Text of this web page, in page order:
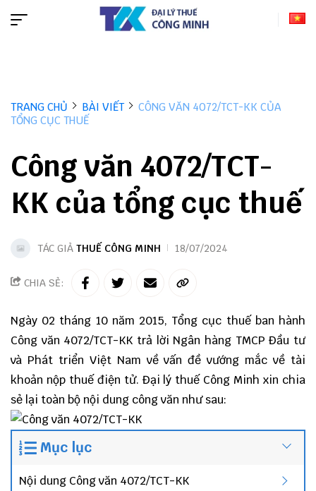
TRANG CHỦ BÀI VIẾT
CÔNG VĂN 4072/TCT-KK CỦA
TỔNG CỤC THUẾ
Công văn 4072/TCT-
KK của tổng cục thuế
TÁC GIẢ THUẾ CÔNG MINH 18/07/2024
CHIA SẺ:
Ngày 02 tháng 10 năm 2015, Tổng cục thuế ban hành
Công văn 4072/TCT-KK trả lời Ngân hàng TMCP Đầu tư
và Phát triển Việt Nam về vấn đề vướng mắc về tài
khoản nộp thuế điện tử. Đại lý thuế Công Minhxin chia
sẻ lại toàn bộ nội dung công văn như sau:
Mục lục
Nội dung Công văn 4072/TCT-KK